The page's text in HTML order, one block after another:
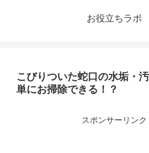
お役立ちラボ
こびりついた蛇口の水垢・
単にお掃除できる！？
スポンサーリンク